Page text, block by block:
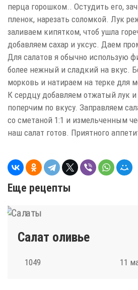
перца горошком.. Остудить его,
пленок, нарезать соломкой. Лук
заливаем кипятком, чтоб ушла
добавляем сахар и уксус. Даем
Для салатов я обычно использую
более нежный и сладкий на вкус.
морковь и натираем на терке для
К сердцу добавляем отжатый лук
поперчим по вкусу. Заправляем
со сметаной 1:1 и измельченным
наш салат готов. Приятного
Еще рецепты
Салат оливье
1049 11